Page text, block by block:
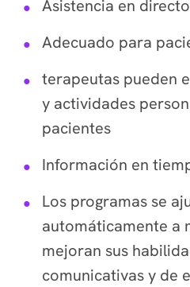
Asistencia en
Adecuado para
terapeutas pueden
y actividades
pacientes
Información en
Los programas se
automáticamente a
mejoran sus
comunicativas y de